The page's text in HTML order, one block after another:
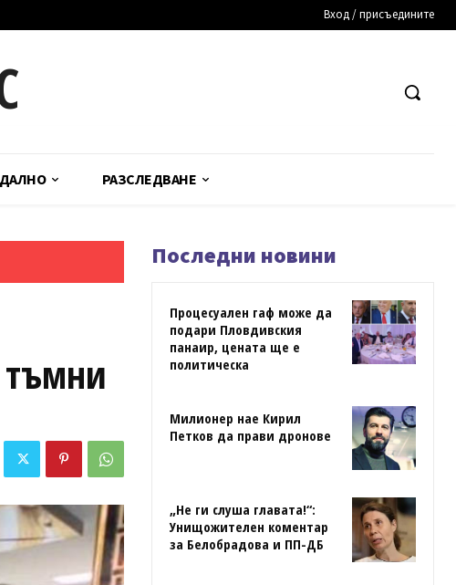
Вход / присъедините
РАЗСЛЕДВАНЕ
Последни новини
Процесуален гаф може да
подари Пловдивския
панаир, цената ще е
политическа
Милионер нае Кирил
Петков да прави дронове
„Не ги слуша главата!“:
Унищожителен коментар
за Белобрадова и ПП-ДБ